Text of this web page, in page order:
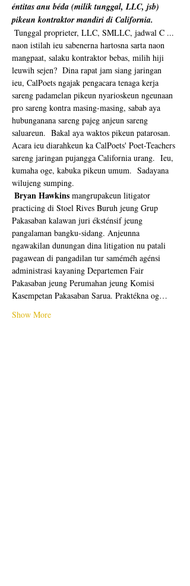
éntitas anu béda (milik tunggal, LLC, jsb)
pikeun kontraktor mandiri di California.
naon istilah ieu sabenerna hartosna sarta naon
mangpaat, salaku kontraktor bebas, milih hiji
leuwih sejen?  Dina rapat jam siang jaringan
ieu, CalPoets ngajak pengacara tenaga kerja
sareng padamelan pikeun nyarioskeun ngeunaan
pro sareng kontra masing-masing, sabab aya
hubunganana sareng pajeg anjeun sareng
saluareun.  Bakal aya waktos pikeun patarosan.
Acara ieu diarahkeun ka CalPoets' Poet-Teachers
sareng jaringan pujangga California urang.  Ieu,
kumaha oge, kabuka pikeun umum.  Sadayana
wilujeng sumping.
Bryan Hawkins mangrupakeun litigator
practicing di Stoel Rives Buruh jeung Grup
Pakasaban kalawan juri éksténsif jeung
pangalaman bangku-sidang. Anjeunna
ngawakilan dunungan dina litigation nu patali
pagawean di pangadilan tur saméméh agénsi
administrasi kayaning Departemen Fair
Pakasaban jeung Perumahan jeung Komisi
Kasempetan Pakasaban Sarua. Praktékna og…
Show More